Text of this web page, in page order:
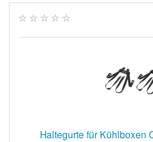
Haltegurte für Kühlboxen